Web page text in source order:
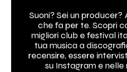
Suoni? Sei un
che fa per te. Scopri
migliori club e festival
tua musica a
recensire, essere
su Instagram e nelle